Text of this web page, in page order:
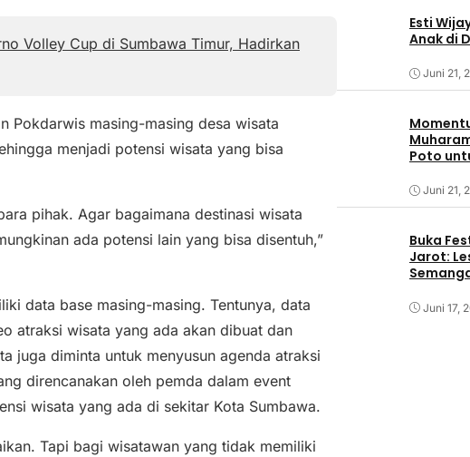
Volley Cup di Sumbawa Timur, Hadirkan
Pokdarwis masing-masing desa wisata
menjadi potensi wisata yang bisa
pihak. Agar bagaimana destinasi wisata
ada potensi lain yang bisa disentuh,”
data base masing-masing. Tentunya, data
atraksi wisata yang ada akan dibuat dan
juga diminta untuk menyusun agenda atraksi
direncanakan oleh pemda dalam event
wisata yang ada di sekitar Kota Sumbawa.
Tapi bagi wisatawan yang tidak memiliki
Esti
Anak di
Juni 21,
Poto
Juni 21,
Buka
Jarot:
Juni 17,